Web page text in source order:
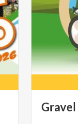
Gravel